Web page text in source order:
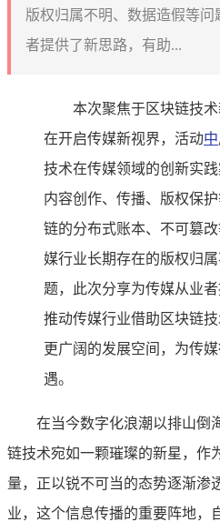
版权归属不明、数据造假等
者提供了新思路，有助...
本次聚焦于区块链技
在开启传媒新视界，活动中
技术在传媒领域的创新实
内容创作、传播、版权保
链的分布式账本、不可篡
媒行业长期存在的版权归
题，此次分享为传媒从业
推动传媒行业借助区块链
更广阔的发展空间，为传
遇。
在当今数字化浪潮以排山倒
链技术宛如一颗璀璨的新星，作
量，正以锐不可当的态势逐渐渗
业，这个信息传播的重要阵地，